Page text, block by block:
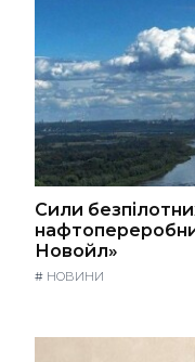
Сили
Новойл»
# НОВИНИ